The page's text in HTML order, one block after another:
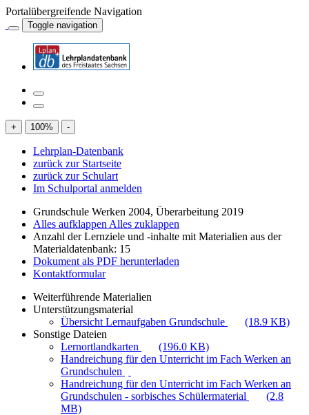
Portalübergreifende Navigation
Toggle navigation
+ 100% -
Lehrplan-Datenbank
zurück zur Startseite
zurück zur Schulart
Im Schulportal anmelden
Grundschule Werken 2004, Überarbeitung 2019
Alles aufklappen Alles zuklappen
Anzahl der Lernziele und -inhalte mit Materialien aus der
Materialdatenbank: 15
Dokument als PDF herunterladen
Kontaktformular
Weiterführende Materialien
Unterstützungsmaterial
Übersicht Lernaufgaben Grundschule
(18.9 KB)
Sonstige Dateien
Lernortlandkarten
(196.0 KB)
Handreichung für den Unterricht im Fach Werken an
Grundschulen
Handreichung für den Unterricht im Fach Werken an
Grundschulen - sorbisches Schülermaterial
(2.8
MB)